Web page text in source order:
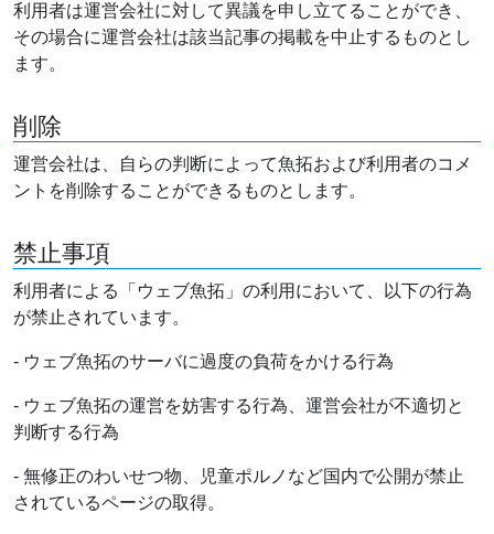
利用者は運営会社に対して異議を申し立てることができ、
その場合に運営会社は該当記事の掲載を中止するものとし
ます。
削除
運営会社は、自らの判断によって魚拓および利用者のコメ
ントを削除することができるものとします。
禁止事項
利用者による「ウェブ魚拓」の利用において、以下の行為
が禁止されています。
- ウェブ魚拓のサーバに過度の負荷をかける行為
- ウェブ魚拓の運営を妨害する行為、運営会社が不適切と
判断する行為
- 無修正のわいせつ物、児童ポルノなど国内で公開が禁止
されているページの取得。